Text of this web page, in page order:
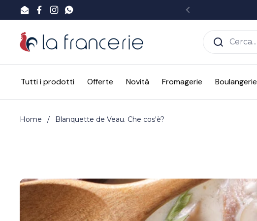
Passa ai contenuti
EmailFacebook
Instagram
WhatsApp Precedente
Tutti i prodotti Offerte Novità Fromagerie Boulangerie
Home / Blanquette de Veau. Che cos'è?